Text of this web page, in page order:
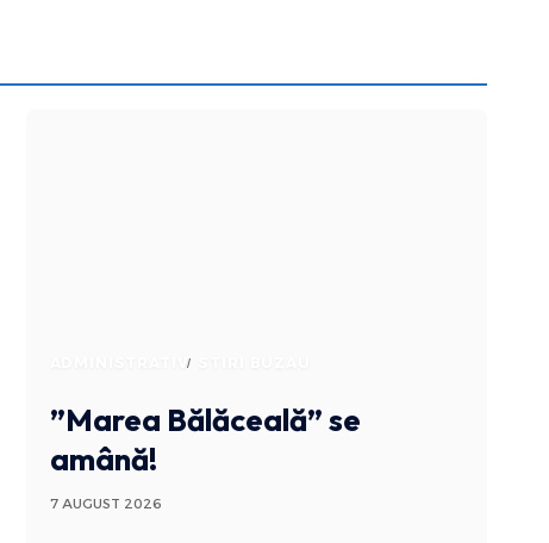
ADMINISTRATIV
”Marea Bălăceală” se
amână!
7 AUGUST 2026